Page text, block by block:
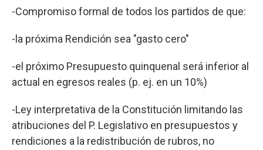
-Compromiso formal de todos los partidos de que:
-la próxima Rendición sea "gasto cero"
-el próximo Presupuesto quinquenal será inferior al
actual en egresos reales (p. ej. en un 10%)
-Ley interpretativa de la Constitución limitando las
atribuciones del P. Legislativo en presupuestos y
rendiciones a la redistribución de rubros, no